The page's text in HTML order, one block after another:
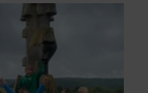
auf der Website